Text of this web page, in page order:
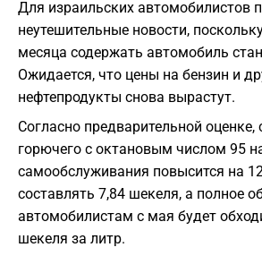
Для израильских автомобилистов
неутешительные новости,
месяца содержать автомобиль
Ожидается, что цены на бензин и
нефтепродукты снова вырастут.
Согласно предварительной оценке,
горючего с октановым числом 95
самообслуживания повысится на
составлять 7,84 шекеля, а полное
автомобилистам с мая будет
шекеля за литр.